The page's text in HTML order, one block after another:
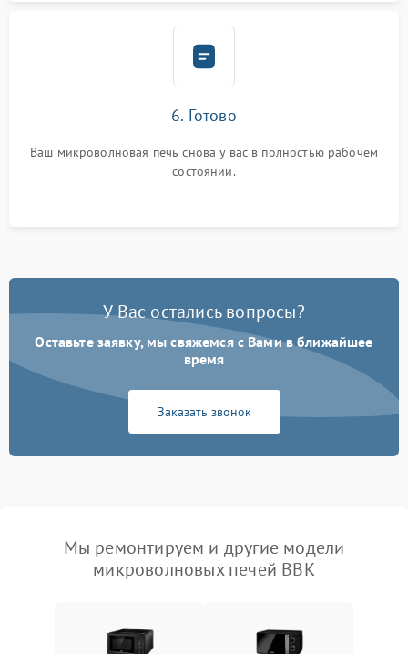
6. Готово
Ваш микроволновая печь снова у вас в полностью рабочем
состоянии.
У Вас остались вопросы?
Оставьте заявку, мы свяжемся с Вами в ближайшее
время
Заказать звонок
Мы ремонтируем и другие модели
микроволновых печей BBK